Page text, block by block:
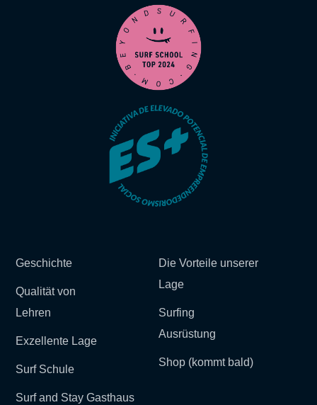
Geschichte
Qualität von
Lehren
Exzellente Lage
Surf Schule
Die Vorteile unserer
Lage
Surfing
Ausrüstung
Shop (kommt bald)
Surf and Stay Gasthaus